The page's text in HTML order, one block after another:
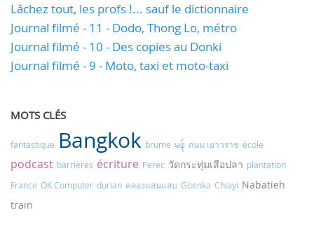
Lâchez tout, les profs !... sauf le dictionnaire
Journal filmé - 11 - Dodo, Thong Lo, métro
Journal filmé - 10 - Des copies au Donki
Journal filmé - 9 - Moto, taxi et moto-taxi
MOTS CLÉS
fantastique Bangkok brume မန် ถนน เยาวราช école
podcast barrières écriture Perec วัดกระทุ่มเสือปลา plantation
France OK Computer durian คลองแสนแสบ Goenka Chiayi Nabatieh
train